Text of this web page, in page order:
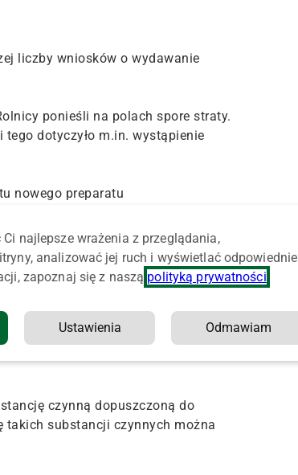
liczby wniosków o wydawanie
ponieśli na polach spore straty.
dotyczyło m.in. wystąpienie
nowego preparatu
w resorcie rolnictwa
na postawie zezwolenia ministra
i Rady (WE) nr 1107/2009 z
ustawy z 8 marca 2013 r. o
czynną dopuszczoną do
takich substancji czynnych można
najlepsze wrażenia z przeglądania,
analizować jej ruch i wyświetlać odpowiednie
zapoznaj się z naszą polityką prywatności
Ustawienia Odmawiam